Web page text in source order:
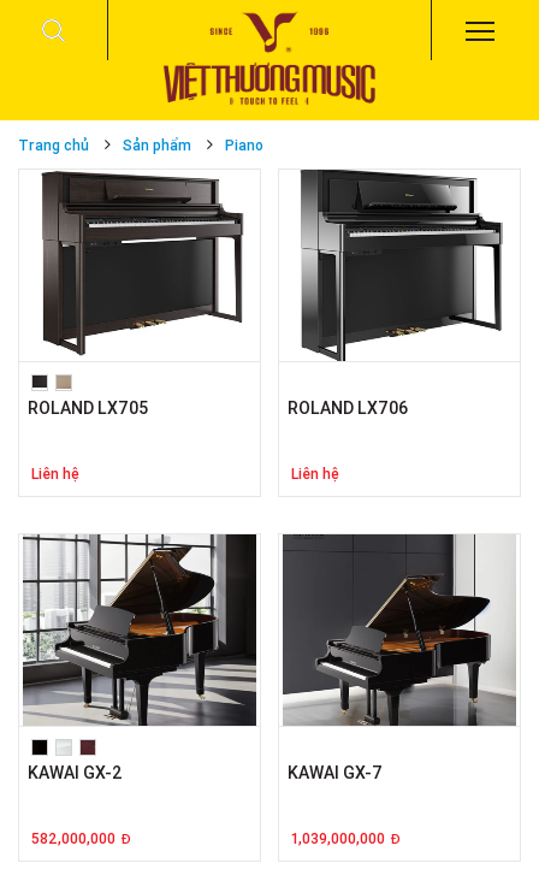
Trang chủ Sản phẩm Piano
ROLAND LX705
Liên hệ
ROLAND LX706
Liên hệ
KAWAI GX-2
582,000,000 Đ
KAWAI GX-7
1,039,000,000 Đ